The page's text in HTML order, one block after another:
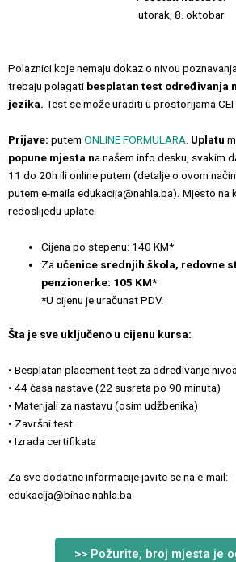
utorak, 8. oktobar
Polaznici koje nemaju dokaz o nivou
trebaju polagati besplatan test određivanja
jezika. Test se može uraditi u prostorijama CEI
Prijave: putem ONLINE FORMULARA Uplatu
popune mjesta na našem info desku, svakim
11 do 20h ili online putem (detalje o ovom
putem e-maila edukacija@nahla.ba). Mjesto na
redoslijedu uplate.
Cijena po stepenu: 140 KM*
Za učenice srednjih škola, redovne
penzionerke: 105 KM*
*U cijenu je uračunat PDV.
Šta je sve uključeno u cijenu kursa:
• Besplatan placement test za određivanje
• 44 časa nastave (22 susreta po 90 minuta)
• Materijali za nastavu (osim udžbenika)
• Završni test
• Izrada certifikata
Za sve dodatne informacije javite se na e-mail:
edukacija@bihac.nahla.ba.
>> Požurite, broj mjesta je